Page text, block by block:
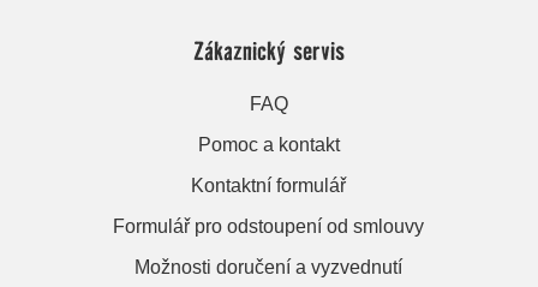
Zákaznický servis
FAQ
Pomoc a kontakt
Kontaktní formulář
Formulář pro odstoupení od smlouvy
Možnosti doručení a vyzvednutí